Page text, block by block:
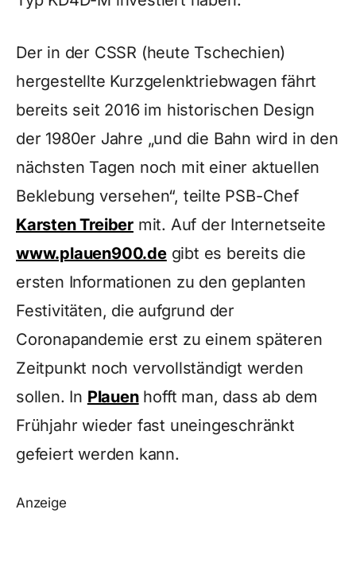
Der in der CSSR (heute Tschechien)
hergestellte Kurzgelenktriebwagen fährt
bereits seit 2016 im historischen Design
der 1980er Jahre „und die Bahn wird in den
nächsten Tagen noch mit einer aktuellen
Beklebung versehen“, teilte PSB-Chef
Karsten Treiber mit. Auf der Internetseite
www.plauen900.degibt es bereits die
ersten Informationen zu den geplanten
Festivitäten, die aufgrund der
Coronapandemie erst zu einem späteren
Zeitpunkt noch vervollständigt werden
sollen. In Plauenhofft man, dass ab dem
Frühjahr wieder fast uneingeschränkt
gefeiert werden kann.
Anzeige